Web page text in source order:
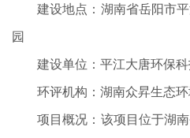
建设地点：湖南省岳阳市平
园
建设单位：平江大唐环保科
环评机构：湖南众昇生态环
项目概况：该项目位于湖南